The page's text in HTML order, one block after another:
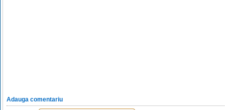
Adauga comentariu